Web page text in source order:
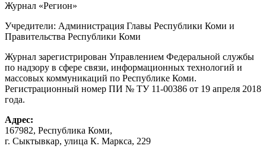
Журнал «Регион»
Учредители: Администрация Главы Республики Коми и
Правительства Республики Коми
Журнал зарегистрирован Управлением Федеральной службы
по надзору в сфере связи, информационных технологий и
массовых коммуникаций по Республике Коми.
Регистрационный номер ПИ № ТУ 11-00386 от 19 апреля 2018
года.
Адрес:
167982, Республика Коми,
г. Сыктывкар, улица К. Маркса, 229